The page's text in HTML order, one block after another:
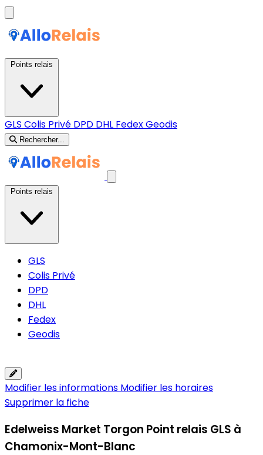
GLS Colis Privé DPD DHL FedexGeodis
Rechercher...
GLS
Colis Privé
DPD
DHL
Fedex
Geodis
Modifier les informations Modifier les horaires
Supprimer la fiche
Edelweiss Market Torgon Point relais GLS à
Chamonix-Mont-Blanc